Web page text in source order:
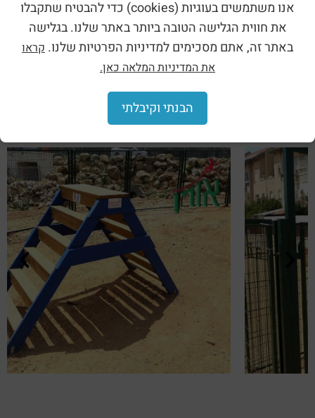
לאיסוף גללי כלבים.
למעבר לקטגוריה הרצויה – לחצו כאן:
מתקני אילוף כלבים|ריהוט לפארק כלבים| פארק כלבים הגדול
אנו משתמשים בעוגיות (cookies) כדי להבטיח שתקבלו
את חווית הגלישה הטובה ביותר באתר שלנו. בגלישה
באתר זה, אתם מסכימים למדיניות הפרטיות שלנו. קראו
את המדיניות המלאה כאן.
הבנתי וקיבלתי